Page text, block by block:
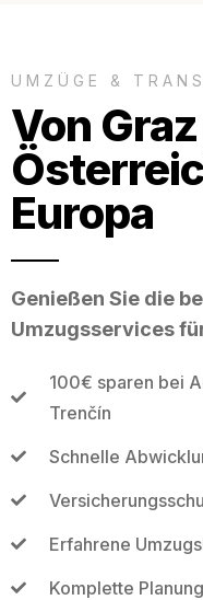
UMZÜGE &
Von
Europa
Genießen Sie die
Umzugsservices
100€ sparen bei
Trenčín
Schnelle
Erfahrene
Komplette